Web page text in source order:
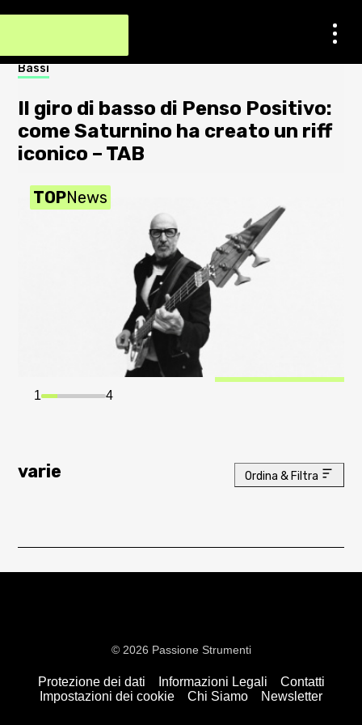
Impostazioni dei cookie
Chi Siamo
Newsletter
Bassi
Il giro di basso di Penso Positivo:
come Saturnino ha creato un riff
iconico – TAB
TOPNews
1 4
varie Ordina & Filtra
Protezione dei dati Informazioni Legali
Contatti
Impostazioni dei cookie
Chi Siamo Newsletter
© 2026 Passione Strumenti